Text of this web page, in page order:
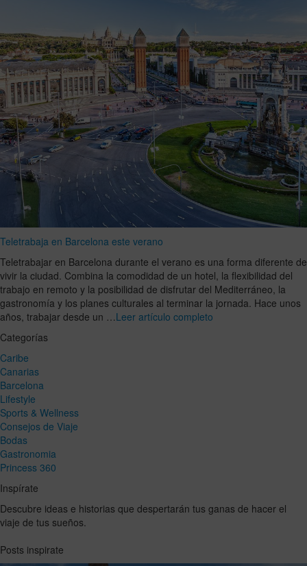
Teletrabaja en Barcelona este verano
Teletrabajar en Barcelona durante el verano es una forma diferente de
vivir la ciudad. Combina la comodidad de un hotel, la flexibilidad del
trabajo en remoto y la posibilidad de disfrutar del Mediterráneo, la
gastronomía y los planes culturales al terminar la jornada. Hace unos
años, trabajar desde un …Leer artículo completo
Categorías
Caribe
Canarias
Barcelona
Lifestyle
Sports & Wellness
Consejos de Viaje
Bodas
Gastronomia
Princess 360
Inspírate
Descubre ideas e historias que despertarán tus ganas de hacer el
viaje de tus sueños.
Posts inspirate